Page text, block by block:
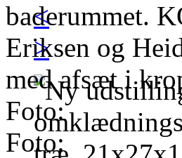
<
>
baderummet.
Eriksen og
med afsæt i
Foto:
Foto: